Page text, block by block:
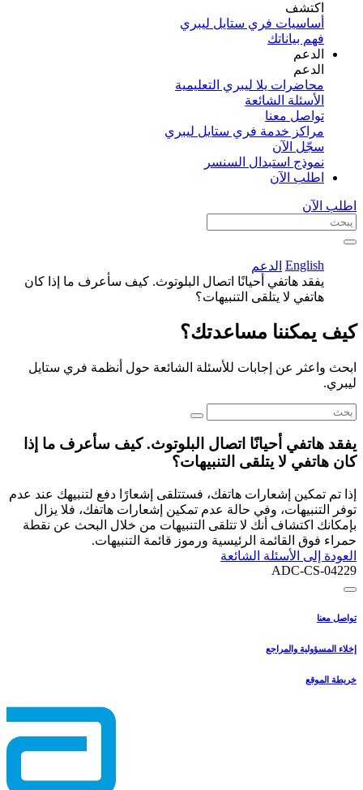
اكتشف​
أساسيات فري ستايل ليبري
فهم بياناتك
الدعم
الدعم
محاضرات يلا ليبري التعليمية
الأسئلة الشائعة
تواصل معنا
مراكز خدمة فري ستايل ليبري
سجّل الآن​
نموذج استبدال السنسر
اطلب الآن
اطلب الآن
English الدعم
يفقد هاتفي أحيانًا اتصال البلوتوث. كيف سأعرف ما إذا كان
هاتفي لا يتلقى التنبيهات؟
كيف يمكننا مساعدتك؟
ابحث واعثر عن إجابات للأسئلة الشائعة حول أنظمة فري ستايل
ليبري.
يفقد هاتفي أحيانًا اتصال البلوتوث. كيف سأعرف ما إذا
كان هاتفي لا يتلقى التنبيهات؟
إذا تم تمكين إشعارات هاتفك، فستتلقى إشعارًا دفع لتنبيهك عند عدم
توفر التنبيهات، وفي حالة عدم تمكين إشعارات هاتفك، فلا يزال
بإمكانك اكتشاف أنك لا تتلقى التنبيهات من خلال البحث عن نقطة
حمراء فوق القائمة الرئيسية ورموز قائمة التنبيهات.
العودة إلى الأسئلة الشائعة
ADC-CS-04229
تواصل معنا
إخلاء المسؤولية والمراجع
خريطة الموقع